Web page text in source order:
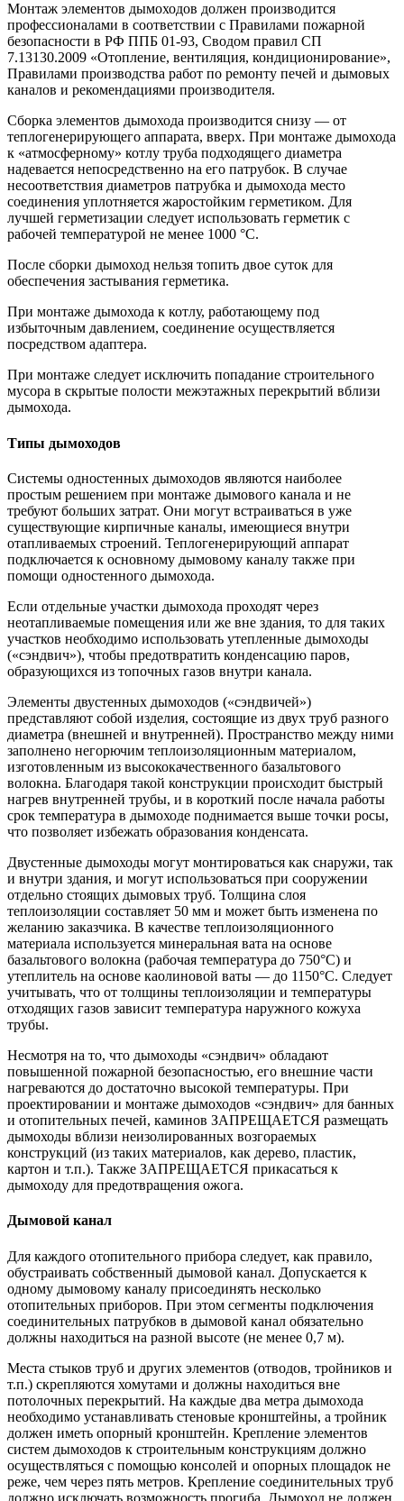
Монтаж элементов дымоходов должен производится
профессионалами в соответствии с Правилами пожарной
безопасности в РФ ППБ 01-93, Сводом правил СП
7.13130.2009 «Отопление, вентиляция, кондиционирование»,
Правилами производства работ по ремонту печей и дымовых
каналов и рекомендациями производителя.
Сборка элементов дымохода производится снизу — от
теплогенерирующего аппарата, вверх. При монтаже дымохода
к «атмосферному» котлу труба подходящего диаметра
надевается непосредственно на его патрубок. В случае
несоответствия диаметров патрубка и дымохода место
соединения уплотняется жаростойким герметиком. Для
лучшей герметизации следует использовать герметик с
рабочей температурой не менее 1000 °С.
После сборки дымоход нельзя топить двое суток для
обеспечения застывания герметика.
При монтаже дымохода к котлу, работающему под
избыточным давлением, соединение осуществляется
посредством адаптера.
При монтаже следует исключить попадание строительного
мусора в скрытые полости межэтажных перекрытий вблизи
дымохода.
Типы дымоходов
Системы одностенных дымоходов являются наиболее
простым решением при монтаже дымового канала и не
требуют больших затрат. Они могут встраиваться в уже
существующие кирпичные каналы, имеющиеся внутри
отапливаемых строений. Теплогенерирующий аппарат
подключается к основному дымовому каналу также при
помощи одностенного дымохода.
Если отдельные участки дымохода проходят через
неотапливаемые помещения или же вне здания, то для таких
участков необходимо использовать утепленные дымоходы
(«сэндвич»), чтобы предотвратить конденсацию паров,
образующихся из топочных газов внутри канала.
Элементы двустенных дымоходов («сэндвичей»)
представляют собой изделия, состоящие из двух труб разного
диаметра (внешней и внутренней). Пространство между ними
заполнено негорючим теплоизоляционным материалом,
изготовленным из высококачественного базальтового
волокна. Благодаря такой конструкции происходит быстрый
нагрев внутренней трубы, и в короткий после начала работы
срок температура в дымоходе поднимается выше точки росы,
что позволяет избежать образования конденсата.
Двустенные дымоходы могут монтироваться как снаружи, так
и внутри здания, и могут использоваться при сооружении
отдельно стоящих дымовых труб. Толщина слоя
теплоизоляции составляет 50 мм и может быть изменена по
желанию заказчика. В качестве теплоизоляционного
материала используется минеральная вата на основе
базальтового волокна (рабочая температура до 750°С) и
утеплитель на основе каолиновой ваты — до 1150°С. Следует
учитывать, что от толщины теплоизоляции и температуры
отходящих газов зависит температура наружного кожуха
трубы.
Несмотря на то, что дымоходы «сэндвич» обладают
повышенной пожарной безопасностью, его внешние части
нагреваются до достаточно высокой температуры. При
проектировании и монтаже дымоходов «сэндвич» для банных
и отопительных печей, каминов ЗАПРЕЩАЕТСЯ размещать
дымоходы вблизи неизолированных возгораемых
конструкций (из таких материалов, как дерево, пластик,
картон и т.п.). Также ЗАПРЕЩАЕТСЯ прикасаться к
дымоходу для предотвращения ожога.
Дымовой канал
Для каждого отопительного прибора следует, как правило,
обустраивать собственный дымовой канал. Допускается к
одному дымовому каналу присоединять несколько
отопительных приборов. При этом сегменты подключения
соединительных патрубков в дымовой канал обязательно
должны находиться на разной высоте (не менее 0,7 м).
Места стыков труб и других элементов (отводов, тройников и
т.п.) скрепляются хомутами и должны находиться вне
потолочных перекрытий. На каждые два метра дымохода
необходимо устанавливать стеновые кронштейны, а тройник
должен иметь опорный кронштейн. Крепление элементов
систем дымоходов к строительным конструкциям должно
осуществляться с помощью консолей и опорных площадок не
реже, чем через пять метров. Крепление соединительных труб
должно исключать возможность прогиба. Дымоход не должен